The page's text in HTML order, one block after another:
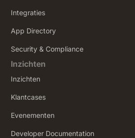
Integraties
App Directory
Security & Compliance
Inzichten
Inzichten
Klantcases
Evenementen
Developer Documentation